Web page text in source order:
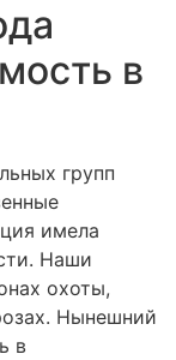
в
групп
имела
Наши
охоты,
Нынешний
в